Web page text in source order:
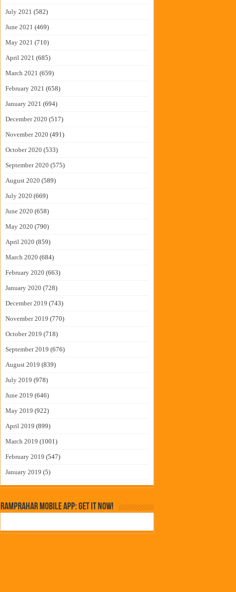
July 2021 (582)
June 2021 (469)
May 2021 (710)
April 2021 (685)
March 2021 (659)
February 2021 (658)
January 2021 (694)
December 2020 (517)
November 2020 (491)
October 2020 (533)
September 2020 (575)
August 2020 (589)
July 2020 (669)
June 2020 (658)
May 2020 (790)
April 2020 (859)
March 2020 (684)
February 2020 (663)
January 2020 (728)
December 2019 (743)
November 2019 (770)
October 2019 (718)
September 2019 (676)
August 2019 (839)
July 2019 (978)
June 2019 (646)
May 2019 (922)
April 2019 (899)
March 2019 (1001)
February 2019 (547)
January 2019 (5)
RamPrahar Mobile App: Get it Now!